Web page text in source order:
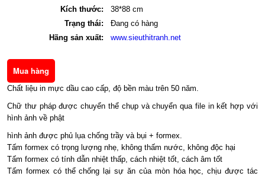
Kích thước:
38*88 cm
Trạng thái:
Đang có hàng
Hãng sản xuất:
www.sieuthitranh.net
Chất liệu in mực dầu cao cấp, độ bền màu trên 50 năm.
Chữ thư pháp được chuyển thể chụp và chuyển qua file in kết hợp với
hình ảnh về phật
hình ảnh được phủ lụa chống trầy và bụi + formex.
Tấm formex có trọng lượng nhẹ, không thấm nước, không độc hại
Tấm formex có tính dẫn nhiệt thấp, cách nhiệt tốt, cách âm tốt
Tấm formex có thể chống lại sự ăn của mòn hóa học, chịu được tác